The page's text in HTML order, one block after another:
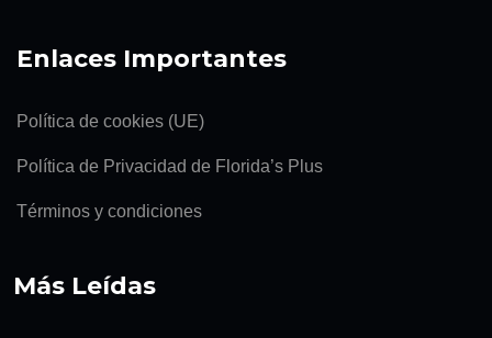
Enlaces Importantes
Política de cookies (UE)
Política de Privacidad de Florida’s Plus
Términos y condiciones
Más Leídas